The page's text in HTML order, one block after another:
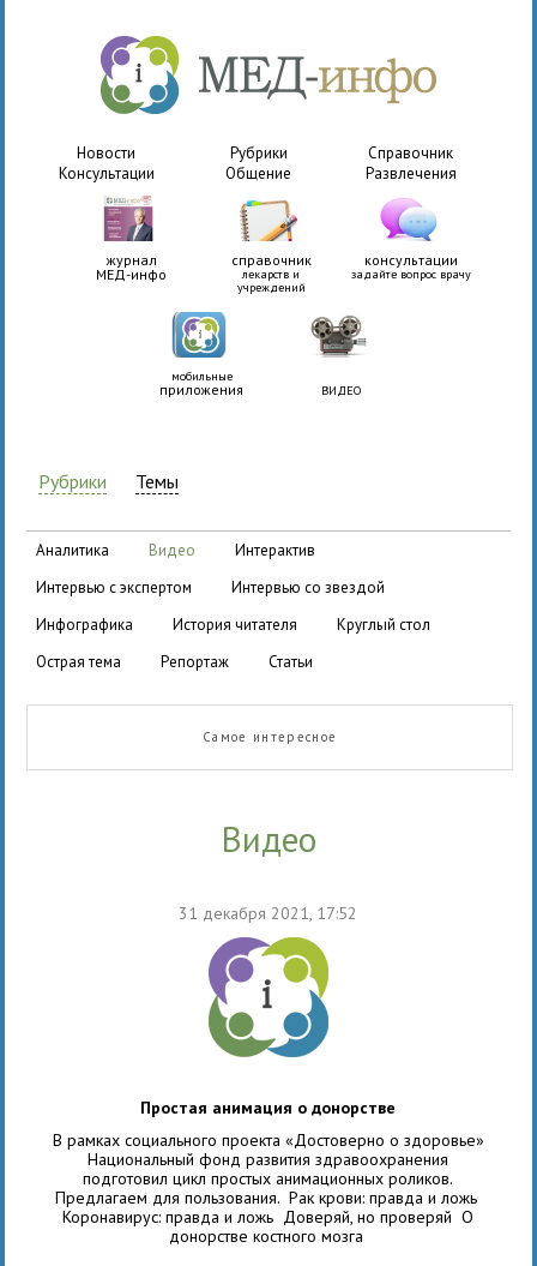
Новости Рубрики
Справочник
Консультации
Общение Развлечения
журнал
МЕД-инфо
справочник
лекарств и
учреждений
консультации
задайте вопрос врачу
мобильные
приложения ВИДЕО
Рубрики Темы
аналитика видео
интерактив
интервью с экспертом
интервью со звездой
инфографика
история читателя
круглый стол
острая тема
репортаж статьи
Самое интересное
видео
31 декабря 2021, 17:52
Простая анимация о донорстве
В рамках социального проекта «Достоверно о здоровье»
Национальный фонд развития здравоохранения
подготовил цикл простых анимационных роликов.
Предлагаем для пользования. Рак крови: правда и ложь
Коронавирус: правда и ложь Доверяй, но проверяй О
донорстве костного мозга